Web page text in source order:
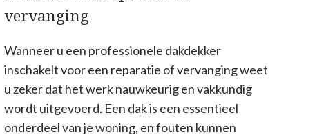
vervanging
Wanneer u een professionele dakdekker
inschakelt voor een reparatie of vervanging weet
u zeker dat het werk nauwkeurig en vakkundig
wordt uitgevoerd. Een dak is een essentieel
onderdeel van je woning, en fouten kunnen